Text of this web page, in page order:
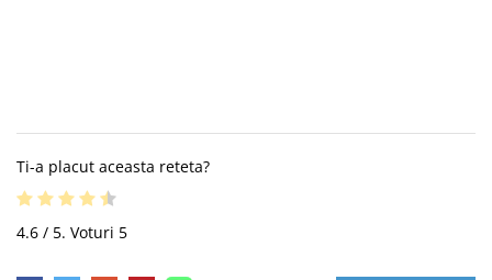
Ti-a placut aceasta reteta?
4.6 / 5. Voturi 5